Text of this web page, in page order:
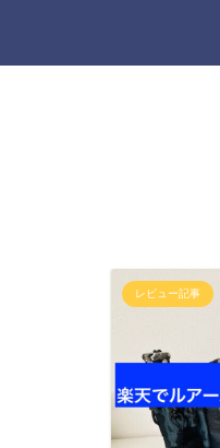
レビュー記事